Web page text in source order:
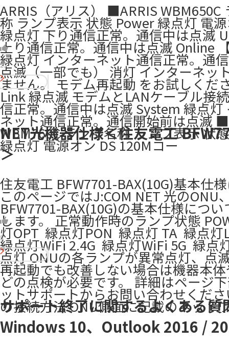
ARRIS（アリス） ■ARRIS WBM650C
称 ランプ表示 状態 Power 緑点灯 電
緑点灯 下り通信正常。通信中は点滅
上り通信正常。通信中は点滅 Online
緑点灯 インターネット通信正常。通
点滅（一部でも） 消灯 インターネッ
ません。 モデム再起動 をお試しくだ
Link 緑点滅 モデムとLANケーブル接
信正常。通信中は点滅 System 緑点灯
ネット通信正常。通信開始前は点滅
WBM760C ランプ名称 ランプ表示 状
緑点灯 電源オン DS 120Mコー
23
NET光機器仕様＜住友電工
＞
住友電工 BFW7701-BAX(10G)基本仕
このページではJ:COM NET 光のONU
BFW7701-BAX(10G)の基本仕様につ
します。 正常動作時のランプ状態
灯OPT ​ 緑点灯PON ​ 緑点灯 TA ​ 緑点灯
緑点灯WiFi 2.4G ​ 緑点灯WiFi 5G ​ 緑点
点灯 ONUの各ランプが異常点灯、点
再起動でも改善しない場合は機器本
どの点検が必要です。 詳細はページ
ットサポートからお問い合わせくだ
の接続方法 ONU側面に記載のネット
5
サポート終了に関するよくある質
Windows 10、Outlook 2016 /